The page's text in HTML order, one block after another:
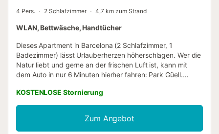
4 Pers. 2 Schlafzimmer 4,7 km zum Strand
WLAN, Bettwäsche, Handtücher
Dieses Apartment in Barcelona (2 Schlafzimmer, 1
Badezimmer) lässt Urlauberherzen höherschlagen. Wer die
Natur liebt und gerne an der frischen Luft ist, kann mit
dem Auto in nur 6 Minuten hierher fahren: Park Güell.
Folgendes: Jardines del Príncipe de Gerona. Mit dem Auto
kannst du ganz entspannt Ausflüge unternehmen. Wie
wäre es mit Sagrada Familia (5 Autominuten) oder Hospital
de Sant Pau (4 Autominuten)? Lerne auch andere Viertel
KOSTENLOSE Stornierung
Zum Angebot